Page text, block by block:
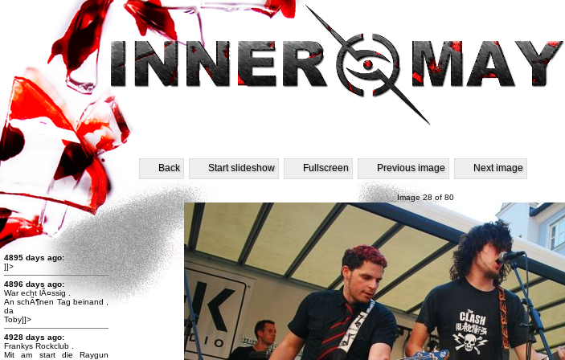
4895 days ago:
]]>
4896 days ago:
War echt lÃ¤ssig .
An schÃ¶nen Tag beinand ,
da
Toby]]>
4928 days ago:
Frankys Rockclub .
Mit am start die Raygun
Back Start slideshow Fullscreen Previous image Next image
Image 28 of 80